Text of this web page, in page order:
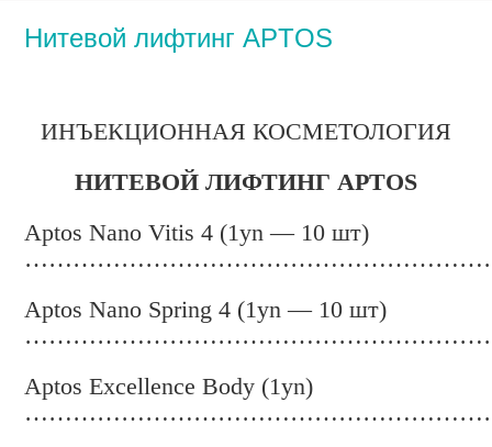
Нитевой лифтинг APTOS
ИНЪЕКЦИОННАЯ КОСМЕТОЛОГИЯ
НИТЕВОЙ ЛИФТИНГ APTOS
Aptos Nano Vitis 4 (1yn — 10 шт)
Aptos Nano Spring 4 (1yn — 10 шт)
Aptos Excellence Body (1yn)